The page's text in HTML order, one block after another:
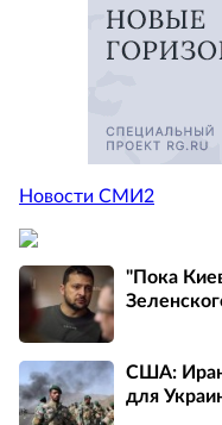
Новости СМИ2
"Пока
США: Иран
для